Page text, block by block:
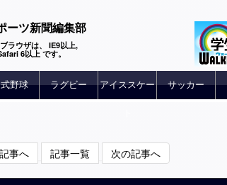
ーツ新聞編集部
ラウザは、 IE9以上,
6以上 です。
野球 ラグビー アイススケー サッカー
事へ 記事一覧 次の記事へ